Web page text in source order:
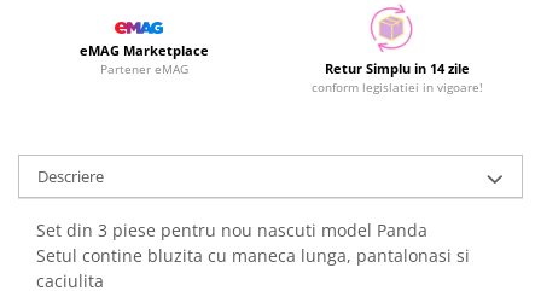
eMAG Marketplace
Partener eMAG Retur Simplu in 14 zile
conform legislatiei in vigoare!
Descriere
Set din 3 piese pentru nou nascuti model Panda
Setul contine bluzita cu maneca lunga, pantalonasi si
caciulita